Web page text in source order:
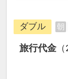
がら是非
設定期間
インター
る池泉に
『池泉牡
す。冬に
ても好
宝、城跡
す。桜の
くら名所
出雲大社
譲り、国
夏には稲
が楽し
０月の
眠を♪
人工温泉
ダブル 朝
旅行代金